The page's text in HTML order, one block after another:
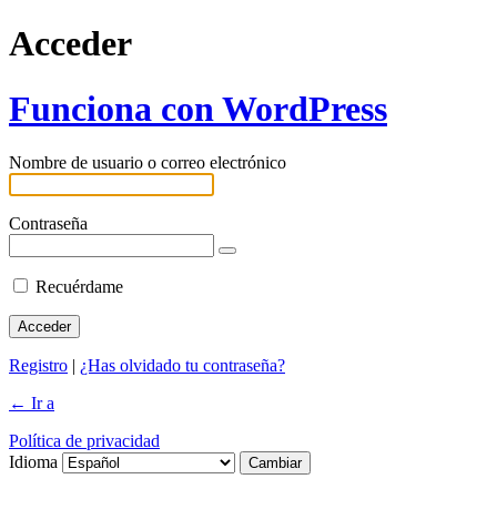
Acceder
Funciona con WordPress
Nombre de usuario o correo electrónico
Contraseña
Recuérdame
Registro | ¿Has olvidado tu contraseña?
← Ir a
Política de privacidad
Idioma